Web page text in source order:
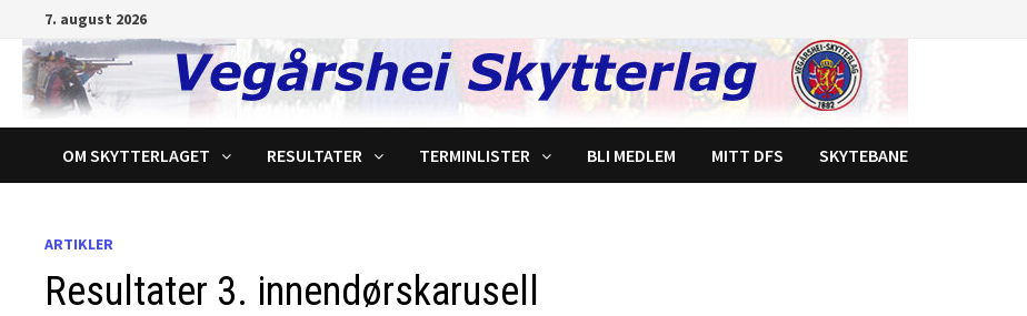
innhold
7. august 2026
OM SKYTTERLAGET RESULTATER TERMINLISTER BLI MEDLEM MITT DFS SKYTEBANE
ARTIKLER
Resultater 3. innendørskarusell